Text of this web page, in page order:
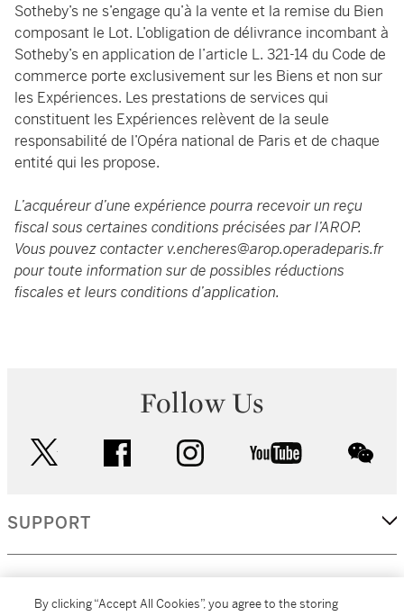
Sotheby’s ne s’engage qu’à la vente et la remise du Bien
composant le Lot. L’obligation de délivrance incombant à
Sotheby’s en application de l’article L. 321-14 du Code de
commerce porte exclusivement sur les Biens et non sur
les Expériences. Les prestations de services qui
constituent les Expériences relèvent de la seule
responsabilité de l’Opéra national de Paris et de chaque
entité qui les propose.
L’acquéreur d’une expérience pourra recevoir un reçu
fiscal sous certaines conditions précisées par l’AROP.
Vous pouvez contacterv.encheres@arop.operadeparis.fr
pour toute information sur de possibles réductions
fiscales et leurs conditions d’application.
Follow Us
facebook instagram youtube
SUPPORT
By clicking “Accept All Cookies”, you agree to the storing